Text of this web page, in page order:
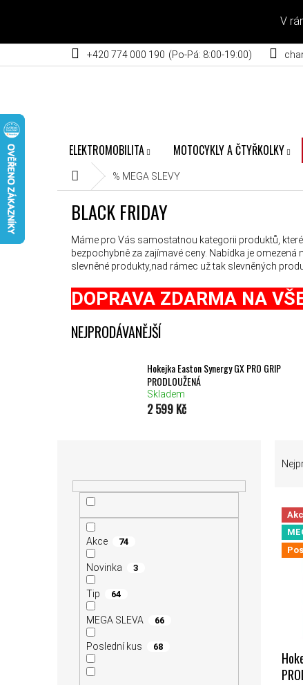
V
+420 774 000 190
ELEKTROMOBILITA MOTOCYKLY A ČTYŘKOLKY
Domů % MEGA SLEVY
BLACK FRIDAY
Máme pro Vás samostatnou kategorii produktů,
bezpochybně za zajímavé ceny. Nabídka je
slevněné produkty,nad rámec už tak slevněných
DOPRAVA ZDARMA NA
NEJPRODÁVANĚJŠÍ
Hokejka Easton Synergy GX PRO GRIP
PRODLOUŽENÁ
Skladem
2 599 Kč
Akce 74
Novinka 3
Tip 64
MEGA SLEVA 66
Poslední kus 68